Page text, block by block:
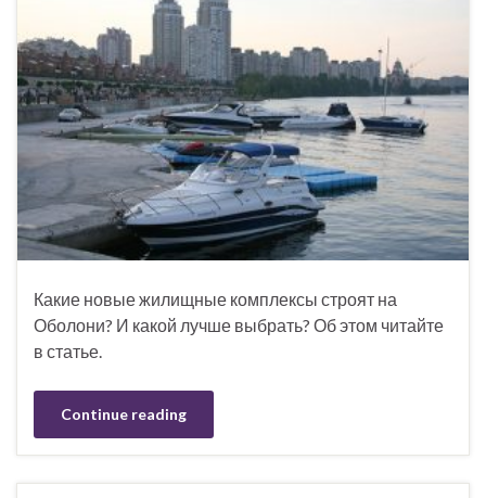
Какие новые жилищные комплексы строят на
Оболони? И какой лучше выбрать? Об этом читайте
в статье.
Continue reading